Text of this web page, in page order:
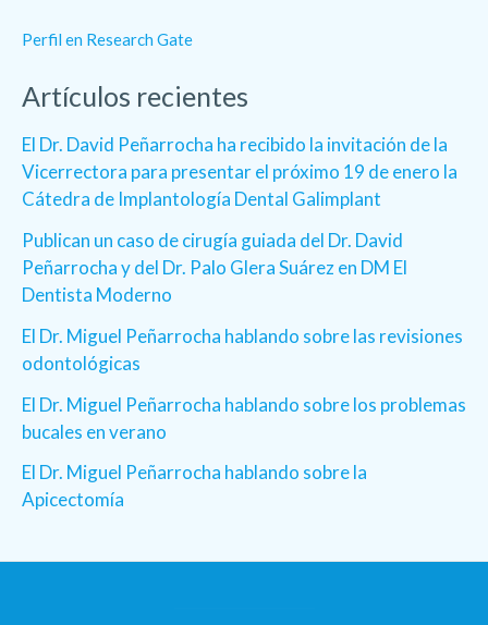
Perfil en Research Gate
Artículos recientes
El Dr. David Peñarrocha ha recibido la invitación de la
Vicerrectora para presentar el próximo 19 de enero la
Cátedra de Implantología Dental Galimplant
Publican un caso de cirugía guiada del Dr. David
Peñarrocha y del Dr. Palo Glera Suárez en DM El
Dentista Moderno
El Dr. Miguel Peñarrocha hablando sobre las revisiones
odontológicas
El Dr. Miguel Peñarrocha hablando sobre los problemas
bucales en verano
El Dr. Miguel Peñarrocha hablando sobre la
Apicectomía